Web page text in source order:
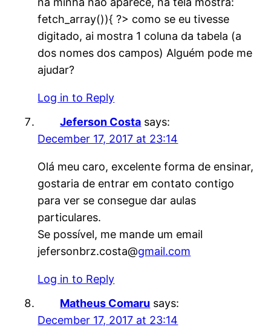
fetch_array()){ ?> como se eu tivesse
digitado, ai mostra 1 coluna da tabela (a
dos nomes dos campos) Alguém pode me
ajudar?
Log in to Reply
Jeferson Costa says:
December 17, 2017 at 23:14
Olá meu caro, excelente forma de ensinar,
gostaria de entrar em contato contigo
para ver se consegue dar aulas
particulares.
Se possível, me mande um email
jefersonbrz.costa@gmail.com
Log in to Reply
Matheus Comaru says:
December 17, 2017 at 23:14